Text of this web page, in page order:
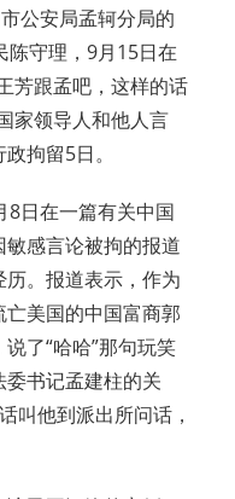
公安局孟轲分局的
陈守理，9月15日在
芳跟孟吧，这样的话
家领导人和他人言
拘留5日。
8日在一篇有关中国
感言论被拘的报道
。报道表示，作为
美国的中国富商郭
了“哈哈”那句玩笑
书记孟建柱的关
叫他到派出所问话，